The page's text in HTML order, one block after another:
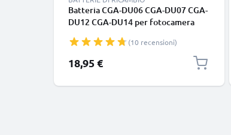
Batteria CGA-DU06 CGA-DU07 CGA-
DU12 CGA-DU14 per fotocamera
GS140 NV-GS150 NV-GS158 NV-
GS180 NV-GS188 NV-GS200
Affidabile ricambio da 750mAh,
(10 recensioni)
18,95 €